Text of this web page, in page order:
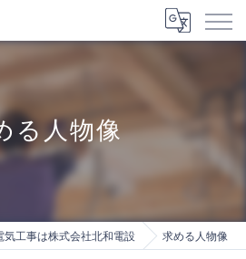
る人物像
気工事は株式会社北和電設 求める人物像